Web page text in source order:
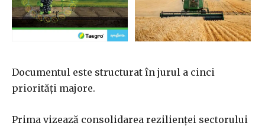
Documentul este structurat în jurul a cinci
priorități majore.
Prima vizează consolidarea rezilienței sectorului